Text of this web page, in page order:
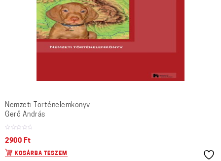
Nemzeti Történelemkönyv
Gerő András
2900 Ft
KOSÁRBA TESZEM